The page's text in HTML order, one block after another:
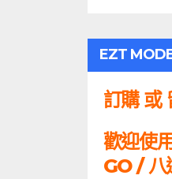
EZT
訂購 或
歡迎使
GO / 八